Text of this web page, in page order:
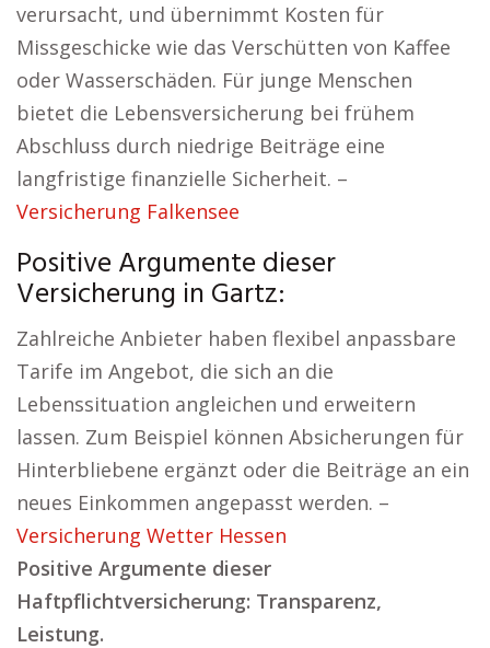
verursacht, und übernimmt Kosten für
Missgeschicke wie das Verschütten von Kaffee
oder Wasserschäden. Für junge Menschen
bietet die Lebensversicherung bei frühem
Abschluss durch niedrige Beiträge eine
langfristige finanzielle Sicherheit. –
Versicherung Falkensee
Positive Argumente dieser
Versicherung in Gartz:
Zahlreiche Anbieter haben flexibel anpassbare
Tarife im Angebot, die sich an die
Lebenssituation angleichen und erweitern
lassen. Zum Beispiel können Absicherungen für
Hinterbliebene ergänzt oder die Beiträge an ein
neues Einkommen angepasst werden. –
Versicherung Wetter Hessen
Positive Argumente dieser
Haftpflichtversicherung: Transparenz,
Leistung.